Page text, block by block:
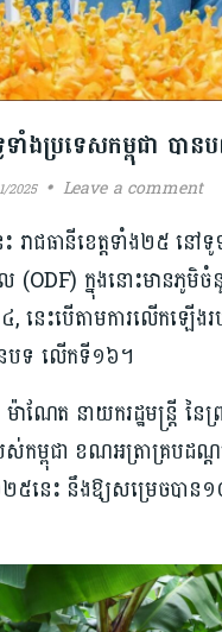
ទាំងប្រទេស​កម្ពុជា បា
2025 Leave a comment
រាជធានី​ខេត្ត​ទាំង​២៥ នៅ​
ល (ODF) ក្នុងនោះមា
ះ​បើតាម​ការ​លើកឡើង​រប
បទ លើកទី១៦។
ែត នាយករដ្ឋមន្រ្តី នៃព្
បស់​កម្ពុជា ខណអត្រា​គ្រប
៥នេះ នឹង​ឱ្យសម្រេច​បា